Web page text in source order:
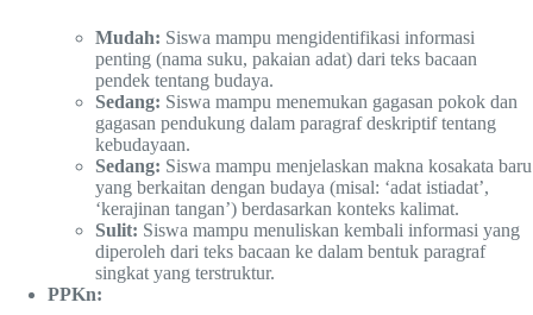
Mudah: Siswa mampu mengidentifikasi informasi
penting (nama suku, pakaian adat) dari teks bacaan
pendek tentang budaya.
Sedang: Siswa mampu menemukan gagasan pokok dan
gagasan pendukung dalam paragraf deskriptif tentang
kebudayaan.
Sedang: Siswa mampu menjelaskan makna kosakata baru
yang berkaitan dengan budaya (misal: ‘adat istiadat’,
‘kerajinan tangan’) berdasarkan konteks kalimat.
Sulit: Siswa mampu menuliskan kembali informasi yang
diperoleh dari teks bacaan ke dalam bentuk paragraf
singkat yang terstruktur.
PPKn: